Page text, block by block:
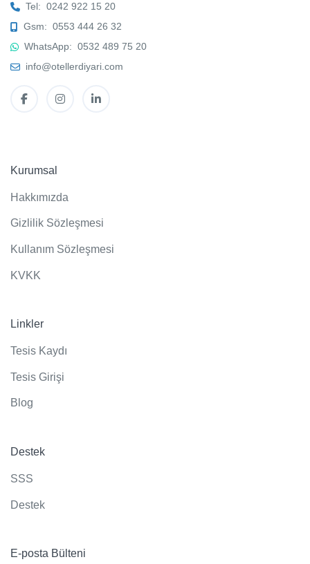
Tel: 0242 922 15 20
Gsm: 0553 444 26 32
WhatsApp: 0532 489 75 20
info@otellerdiyari.com
Kurumsal
Hakkımızda
Gizlilik Sözleşmesi
Kullanım Sözleşmesi
KVKK
Linkler
Tesis Kaydı
Tesis Girişi
Blog
Destek
SSS
Destek
E-posta Bülteni